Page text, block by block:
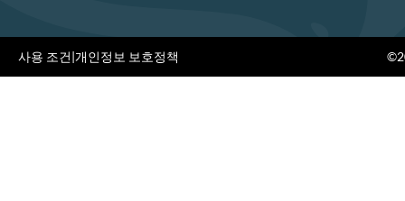
사용 조건|개인정보 보호정책